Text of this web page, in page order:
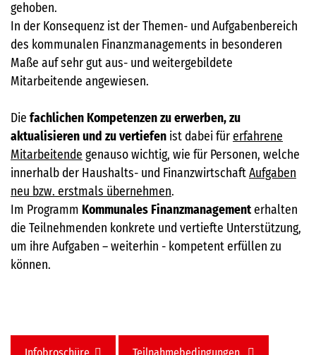
gehoben.
In der Konsequenz ist der Themen- und Aufgabenbereich
des kommunalen Finanzmanagements in besonderen
Maße auf sehr gut aus- und weitergebildete
Mitarbeitende angewiesen.
Die fachlichen Kompetenzen zu erwerben, zu
aktualisieren und zu vertiefen ist dabei fürerfahrene
Mitarbeitende genauso wichtig, wie für Personen, welche
innerhalb der Haushalts- und FinanzwirtschaftAufgaben
neu bzw. erstmals übernehmen.
Im Programm Kommunales Finanzmanagementerhalten
die Teilnehmenden konkrete und vertiefte Unterstützung,
um ihre Aufgaben – weiterhin - kompetent erfüllen zu
können.